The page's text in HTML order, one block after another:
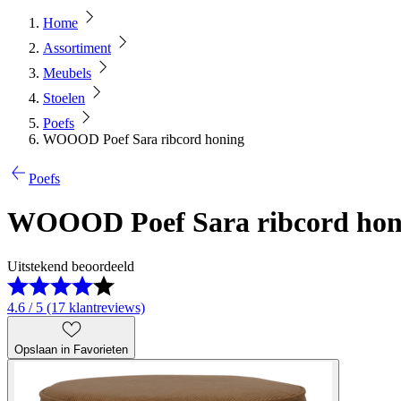
Home
Assortiment
Meubels
Stoelen
Poefs
WOOOD Poef Sara ribcord honing
Poefs
WOOOD Poef Sara ribcord
Uitstekend beoordeeld
4.6 / 5 (17 klantreviews)
Opslaan in Favorieten